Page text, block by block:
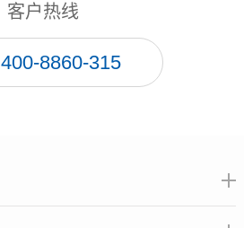
客户热线
400-8860-315